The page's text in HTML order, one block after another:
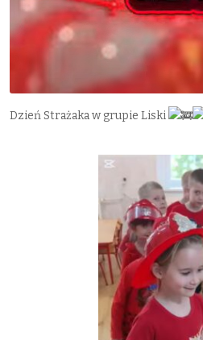
Dzień Strażaka w grupie Liski